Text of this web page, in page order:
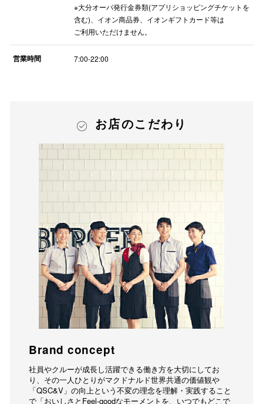
※大分オーパ発行金券類(アプリショッピングチケットを
含む)、イオン商品券、イオンギフトカード等は
ご利用いただけません。
営業時間 7:00-22:00
お店のこだわり
Brand concept
社員やクルーが成長し活躍できる働き方を大切にしてお
り、その一人ひとりがマクドナルド世界共通の価値観や
「QSC&V」の向上という不変の理念を理解・実践すること
で「おいしさとFeel-goodなモーメントを、いつでもどこで